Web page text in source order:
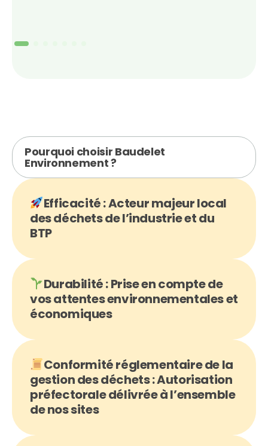
Pourquoi choisir Baudelet
Environnement ?
Efficacité : Acteur majeur local
des déchets de l’industrie et du
BTP
Durabilité : Prise en compte de
vos attentes environnementales et
économiques
Conformité réglementaire de la
gestion des déchets : Autorisation
préfectorale délivrée à l’ensemble
de nos sites